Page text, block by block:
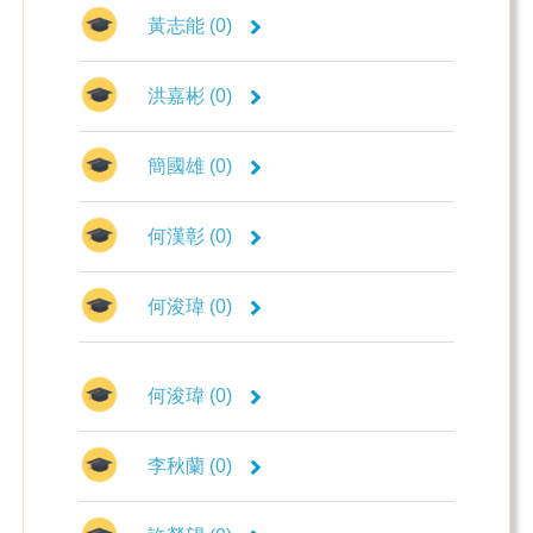
黃志能 (0)
洪嘉彬 (0)
簡國雄 (0)
何漢彰 (0)
何浚瑋 (0)
何浚瑋 (0)
李秋蘭 (0)